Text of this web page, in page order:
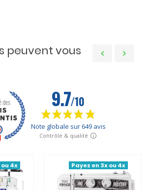
peuvent vous
ou 4x Payez en 3x ou 4x